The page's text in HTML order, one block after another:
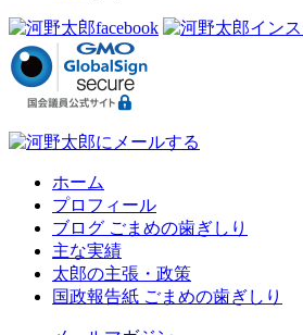
ホーム
プロフィール
ブログ ごまめの歯ぎしり
主な実績
太郎の主張・政策
国政報告紙 ごまめの歯ぎしり